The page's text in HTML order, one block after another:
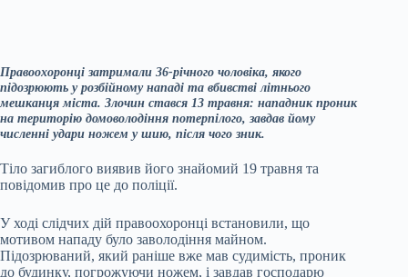
Правоохоронці затримали 36-річного чоловіка, якого
підозрюють у розбійному нападі та вбивстві літнього
мешканця міста. Злочин стався 13 травня: нападник проник
на територію домоволодіння потерпілого, завдав йому
численні удари ножем у шию, після чого зник.
Тіло загиблого виявив його знайомий 19 травня та
повідомив про це до поліції.
У ході слідчих дій правоохоронці встановили, що
мотивом нападу було заволодіння майном.
Підозрюваний, який раніше вже мав судимість, проник
до будинку, погрожуючи ножем, і завдав господарю